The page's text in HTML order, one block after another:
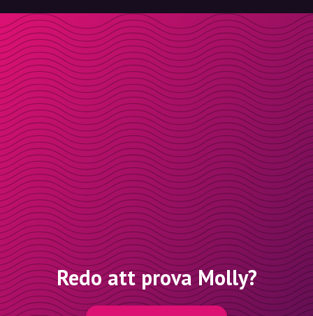
Redo att prova Molly?